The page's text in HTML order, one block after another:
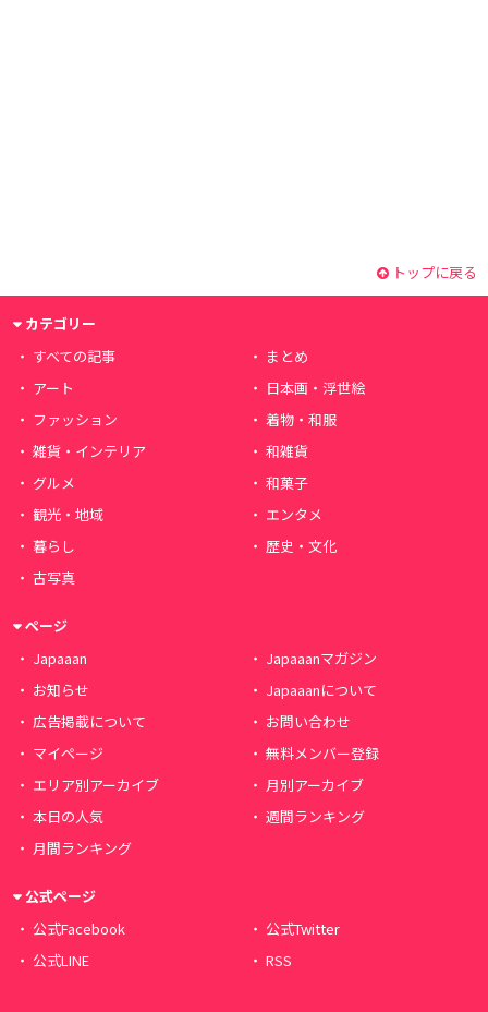
トップに戻る
カテゴリー
すべての記事
まとめ
アート
日本画・浮世絵
ファッション
着物・和服
雑貨・インテリア
和雑貨
グルメ
和菓子
観光・地域
エンタメ
暮らし
歴史・文化
古写真
ページ
Japaaan
Japaaanマガジン
お知らせ
Japaaanについて
広告掲載について
お問い合わせ
マイページ
無料メンバー登録
エリア別アーカイブ
月別アーカイブ
本日の人気
週間ランキング
月間ランキング
公式ページ
公式Facebook
公式Twitter
公式LINE
RSS